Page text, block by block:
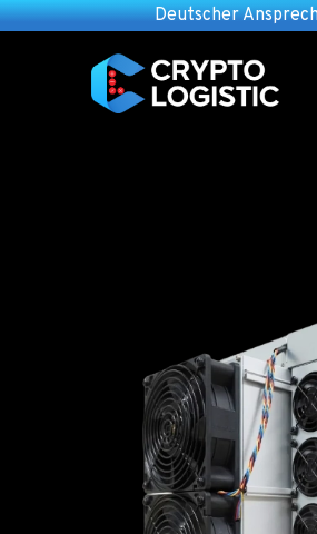
Deutscher